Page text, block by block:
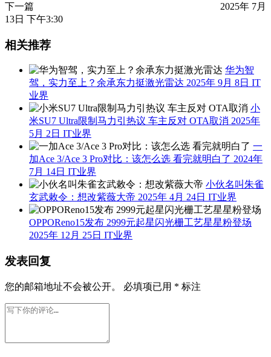
下一篇
2025年 7月
13日 下午3:30
相关推荐
华为智
驾，实力至上？余承东力挺激光雷达 2025年 9月 8日 IT
业界
小
米SU7 Ultra限制马力引热议 车主反对 OTA取消 2025年
5月 2日 IT业界
一
加Ace 3/Ace 3 Pro对比：该怎么选 看完就明白了 2024年
7月 14日 IT业界
小伙名叫朱雀
玄武敕令：想改紫薇大帝 2025年 4月 24日 IT业界
OPPOReno15发布 2999元起星闪光栅工艺星星粉登场
2025年 12月 25日 IT业界
发表回复
您的邮箱地址不会被公开。 必填项已用 * 标注